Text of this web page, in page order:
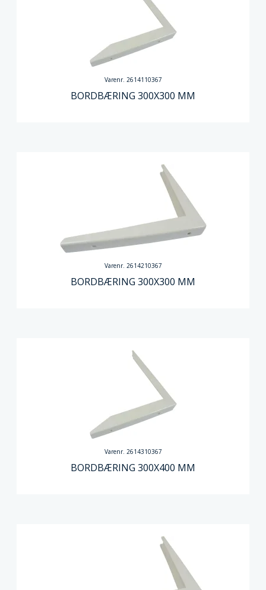
Varenr. 2614110367
BORDBÆRING 300X300 MM
Varenr. 2614210367
BORDBÆRING 300X300 MM
Varenr. 2614310367
BORDBÆRING 300X400 MM